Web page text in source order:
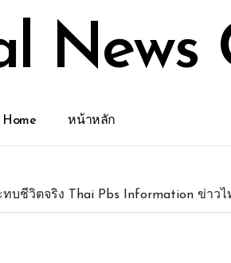
News
Home หน้าหลัก
บชีวิตจริง Thai Pbs Information ข่าวไ